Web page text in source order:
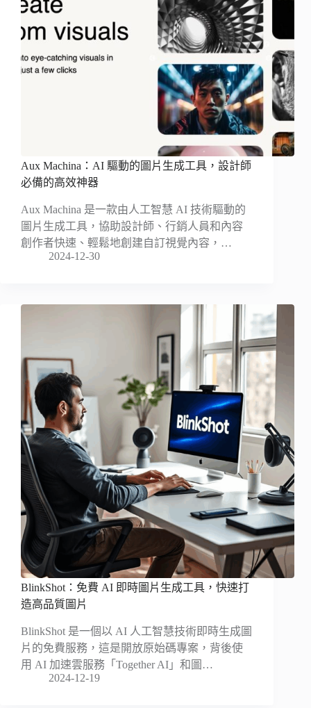
Aux Machina：AI 驅動的圖片生成工具，設計師
必備的高效神器
Aux Machina 是一款由人工智慧 AI 技術驅動的
圖片生成工具，協助設計師、行銷人員和內容
創作者快速、輕鬆地創建自訂視覺內容，…
2024-12-30
BlinkShot：免費 AI 即時圖片生成工具，快速打
造高品質圖片
BlinkShot 是一個以 AI 人工智慧技術即時生成圖
片的免費服務，這是開放原始碼專案，背後使
用 AI 加速雲服務「Together AI」和圖…
2024-12-19